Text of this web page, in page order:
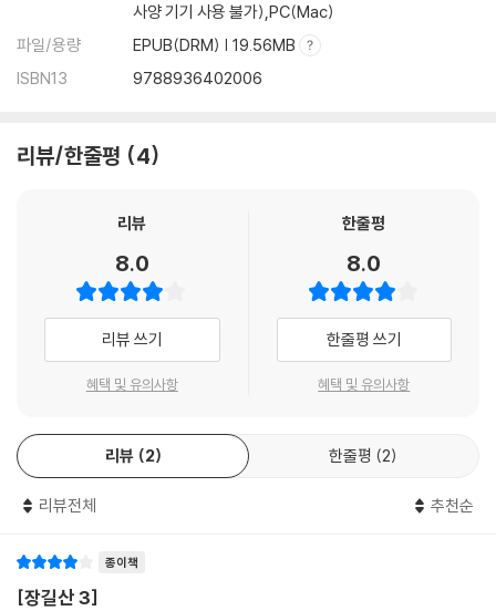
사양 기기 사용 불가),PC(Mac)
파일/용량
EPUB(DRM) | 19.56MB
ISBN13
9788936402006
리뷰/한줄평 4
리뷰
8.0
리뷰 쓰기
혜택 및 유의사항
한줄평
8.0
한줄평 쓰기
혜택 및 유의사항
리뷰 2 한줄평 2
리뷰전체 추천순
종이책
[장길산 3]